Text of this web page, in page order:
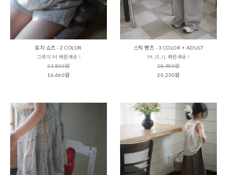
로지 쇼츠 - 2 COLOR
그레이 M 빠른배송 !
23,800원
16,660원
스틱 팬츠 - 3 COLOR + ADULT
M,JS,JL 빠른배송 !
28,900원
20,230원